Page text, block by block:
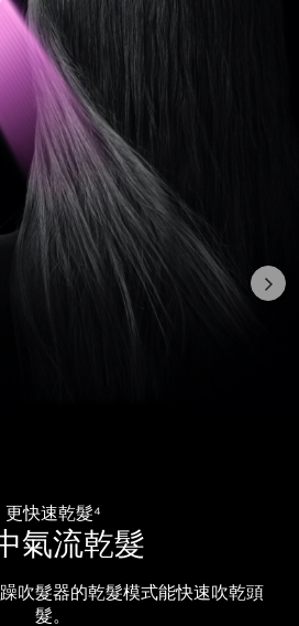
更快速乾髮⁴
氣流乾髮
吹髮器的乾髮模式能快速吹乾頭
髮​。